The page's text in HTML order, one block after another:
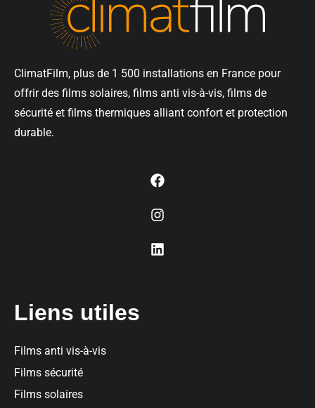
ClimatFilm, plus de 1 500 installations en France pour
offrir des films solaires, films anti vis-à-vis, films de
sécurité et films thermiques alliant confort et protection
durable.
Liens utiles
Films anti vis-à-vis
Films sécurité
Films solaires